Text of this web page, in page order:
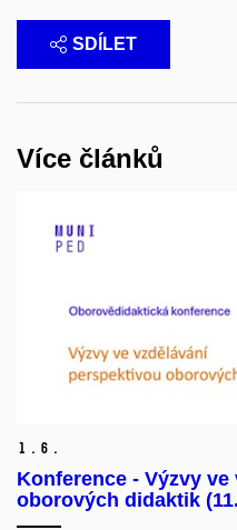
SDÍLET
Více článků
1. 6.
Konference - Výzvy
oborových didaktik